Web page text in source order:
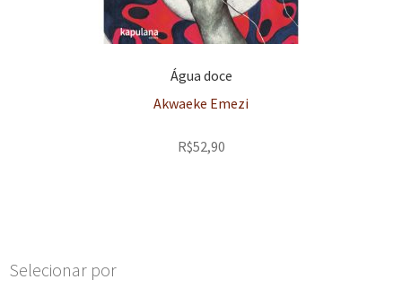
Água doce
Akwaeke Emezi
R$52,90
Selecionar por